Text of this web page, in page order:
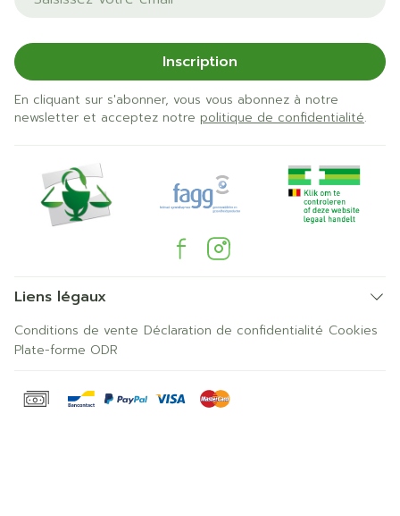
Inscription
En cliquant sur s'abonner, vous vous abonnez à notre
newsletter et acceptez notre politique de confidentialité.
Liens légaux
Conditions de vente Déclaration de confidentialité Cookies
Plate-forme ODR